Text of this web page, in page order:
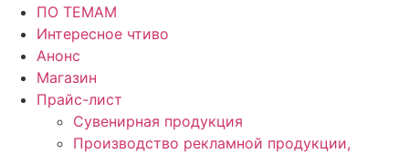
ПО ТЕМАМ
Интересное чтиво
Анонс
Магазин
Прайс-лист
Сувенирная продукция
Производство рекламной продукции,